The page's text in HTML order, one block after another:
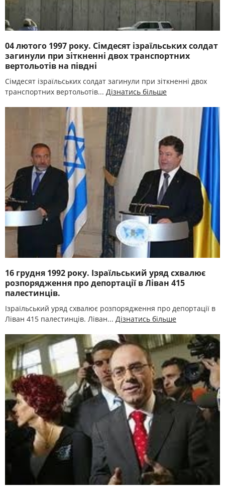
04 лютого 1997 року. Сімдесят ізраїльських солдат
загинули при зіткненні двох транспортних
вертольотів на півдні
Сімдесят ізраїльських солдат загинули при зіткненні двох
транспортних вертольотів... Дізнатись більше
16 грудня 1992 року. Ізраїльський уряд схвалює
розпорядження про депортації в Ліван 415
палестинців.
Ізраїльський уряд схвалює розпорядження про депортації в
Ліван 415 палестинців. Ліван... Дізнатись більше